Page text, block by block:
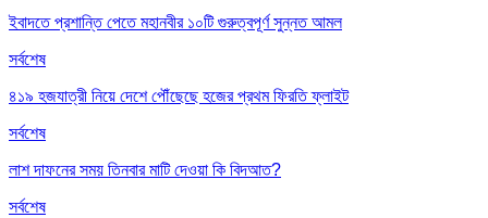
ইবাদতে প্রশান্তি পেতে মহানবীর ১০টি গুরুত্বপূর্ণ সুন্নত আমল
সর্বশেষ
৪১৯ হজযাত্রী নিয়ে দেশে পৌঁছেছে হজের প্রথম ফিরতি ফ্লাইট
সর্বশেষ
লাশ দাফনের সময় তিনবার মাটি দেওয়া কি বিদআত?
সর্বশেষ